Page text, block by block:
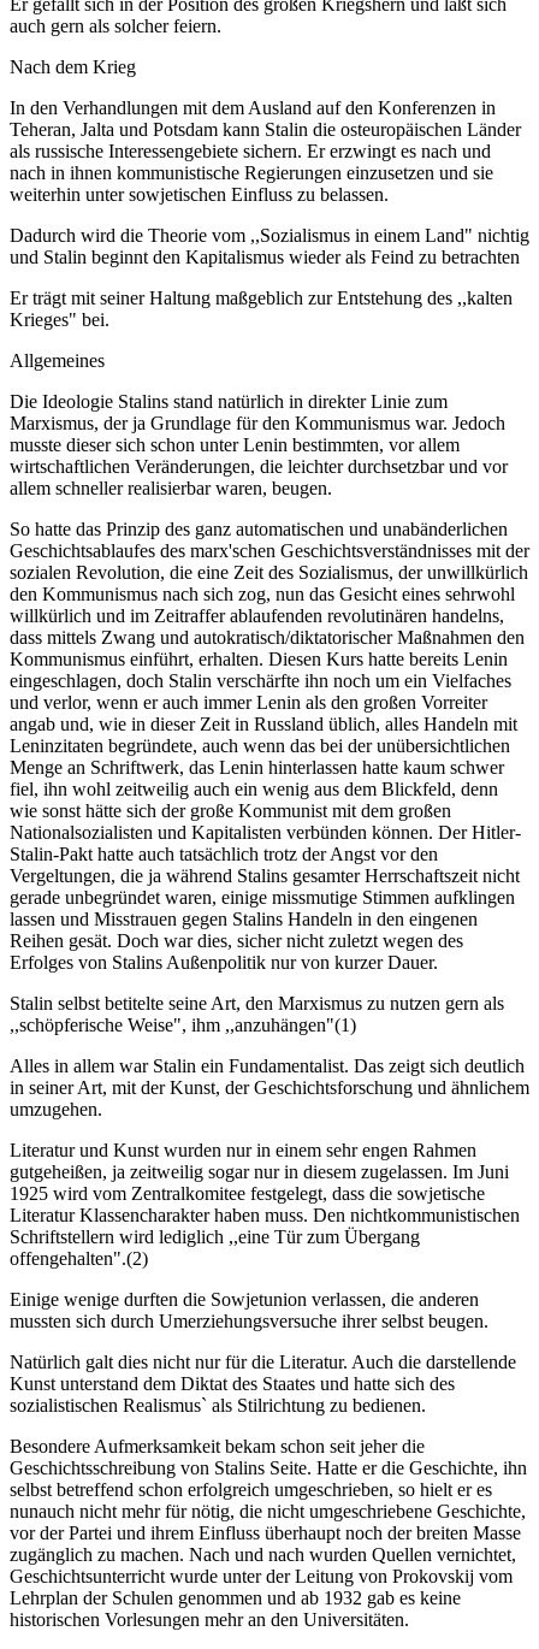
auch gern als solcher feiern.
Nach dem Krieg
In den Verhandlungen mit dem Ausland auf den Konferenzen in
Teheran, Jalta und Potsdam kann Stalin die osteuropäischen Länder
als russische Interessengebiete sichern. Er erzwingt es nach und
nach in ihnen kommunistische Regierungen einzusetzen und sie
weiterhin unter sowjetischen Einfluss zu belassen.
Dadurch wird die Theorie vom ,,Sozialismus in einem Land" nichtig
und Stalin beginnt den Kapitalismus wieder als Feind zu betrachten
Er trägt mit seiner Haltung maßgeblich zur Entstehung des ,,kalten
Krieges" bei.
Allgemeines
Die Ideologie Stalins stand natürlich in direkter Linie zum
Marxismus, der ja Grundlage für den Kommunismus war. Jedoch
musste dieser sich schon unter Lenin bestimmten, vor allem
wirtschaftlichen Veränderungen, die leichter durchsetzbar und vor
allem schneller realisierbar waren, beugen.
So hatte das Prinzip des ganz automatischen und unabänderlichen
Geschichtsablaufes des marx'schen Geschichtsverständnisses mit der
sozialen Revolution, die eine Zeit des Sozialismus, der unwillkürlich
den Kommunismus nach sich zog, nun das Gesicht eines sehrwohl
willkürlich und im Zeitraffer ablaufenden revolutinären handelns,
dass mittels Zwang und autokratisch/diktatorischer Maßnahmen den
Kommunismus einführt, erhalten. Diesen Kurs hatte bereits Lenin
eingeschlagen, doch Stalin verschärfte ihn noch um ein Vielfaches
und verlor, wenn er auch immer Lenin als den großen Vorreiter
angab und, wie in dieser Zeit in Russland üblich, alles Handeln mit
Leninzitaten begründete, auch wenn das bei der unübersichtlichen
Menge an Schriftwerk, das Lenin hinterlassen hatte kaum schwer
fiel, ihn wohl zeitweilig auch ein wenig aus dem Blickfeld, denn
wie sonst hätte sich der große Kommunist mit dem großen
Nationalsozialisten und Kapitalisten verbünden können. Der Hitler-
Stalin-Pakt hatte auch tatsächlich trotz der Angst vor den
Vergeltungen, die ja während Stalins gesamter Herrschaftszeit nicht
gerade unbegründet waren, einige missmutige Stimmen aufklingen
lassen und Misstrauen gegen Stalins Handeln in den eingenen
Reihen gesät. Doch war dies, sicher nicht zuletzt wegen des
Erfolges von Stalins Außenpolitik nur von kurzer Dauer.
Stalin selbst betitelte seine Art, den Marxismus zu nutzen gern als
,,schöpferische Weise", ihm ,,anzuhängen"(1)
Alles in allem war Stalin ein Fundamentalist. Das zeigt sich deutlich
in seiner Art, mit der Kunst, der Geschichtsforschung und ähnlichem
umzugehen.
Literatur und Kunst wurden nur in einem sehr engen Rahmen
gutgeheißen, ja zeitweilig sogar nur in diesem zugelassen. Im Juni
1925 wird vom Zentralkomitee festgelegt, dass die sowjetische
Literatur Klassencharakter haben muss. Den nichtkommunistischen
Schriftstellern wird lediglich ,,eine Tür zum Übergang
offengehalten".(2)
Einige wenige durften die Sowjetunion verlassen, die anderen
mussten sich durch Umerziehungsversuche ihrer selbst beugen.
Natürlich galt dies nicht nur für die Literatur. Auch die darstellende
Kunst unterstand dem Diktat des Staates und hatte sich des
sozialistischen Realismus` als Stilrichtung zu bedienen.
Besondere Aufmerksamkeit bekam schon seit jeher die
Geschichtsschreibung von Stalins Seite. Hatte er die Geschichte, ihn
selbst betreffend schon erfolgreich umgeschrieben, so hielt er es
nunauch nicht mehr für nötig, die nicht umgeschriebene Geschichte,
vor der Partei und ihrem Einfluss überhaupt noch der breiten Masse
zugänglich zu machen. Nach und nach wurden Quellen vernichtet,
Geschichtsunterricht wurde unter der Leitung von Prokovskij vom
Lehrplan der Schulen genommen und ab 1932 gab es keine
historischen Vorlesungen mehr an den Universitäten.